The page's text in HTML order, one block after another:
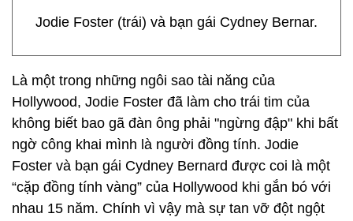
Jodie Foster (trái) và bạn gái Cydney Bernar.
Là một trong những ngôi sao tài năng của
Hollywood, Jodie Foster đã làm cho trái tim của
không biết bao gã đàn ông phải "ngừng đập" khi bất
ngờ công khai mình là người đồng tính. Jodie
Foster và bạn gái Cydney Bernard được coi là một
“cặp đồng tính vàng” của Hollywood khi gắn bó với
nhau 15 năm. Chính vì vậy mà sự tan vỡ đột ngột